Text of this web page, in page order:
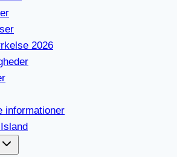
2026
informationer